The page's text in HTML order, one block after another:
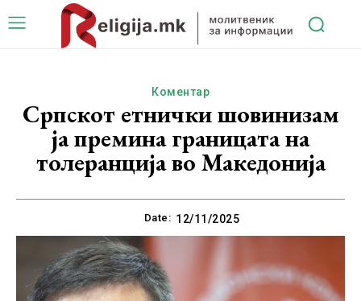
Коментар
Српскот етнички шовинизам
ја премина границата на
толеранција во Македонија
Date: 12/11/2025